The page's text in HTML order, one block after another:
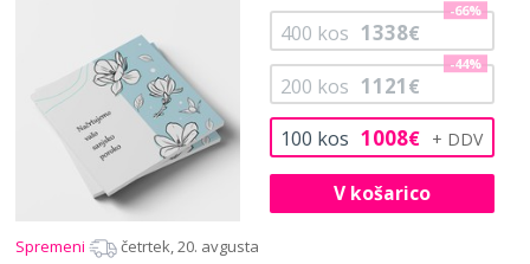
100 kos 1008€
200 kos 1121€
-44%
400 kos 1338€
-66%
V košarico
Spremeni četrtek, 20. avgusta